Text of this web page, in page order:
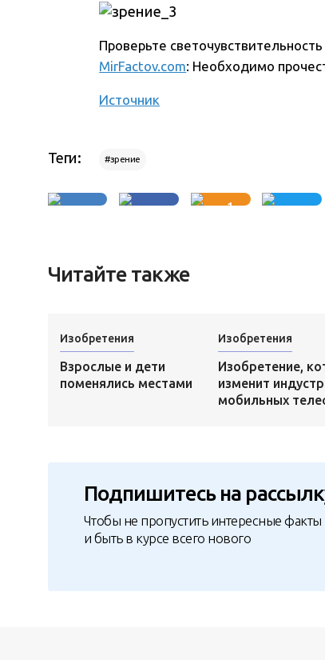
Проверьте
MirFactov.com: Необходимо
Источник
Теги: #зрение
1
Читайте также
Изобретения
Взрослые и дети
поменялись местами
Изобретения
Изобретение,
изменит
мобильных
Подпишитесь на
Чтобы не пропустить интересные факты
и быть в курсе всего нового